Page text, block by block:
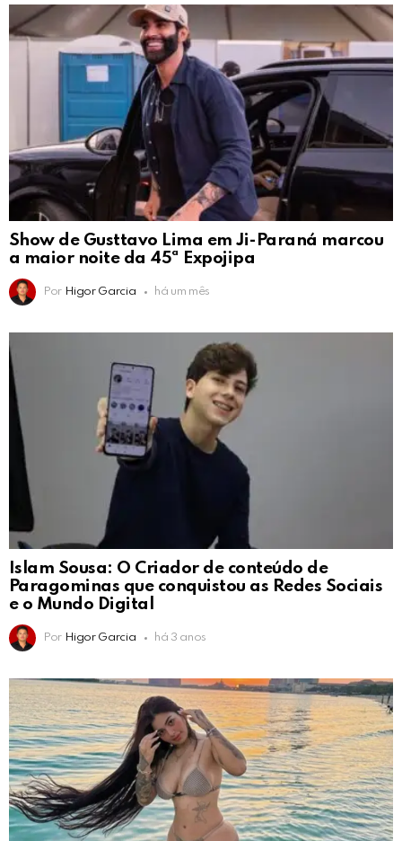
Show de Gusttavo Lima em Ji-Paraná marcou
a maior noite da 45ª Expojipa
Por Higor Garcia há um mês
Islam Sousa: O Criador de conteúdo de
Paragominas que conquistou as Redes Sociais
e o Mundo Digital
Por Higor Garcia há 3 anos